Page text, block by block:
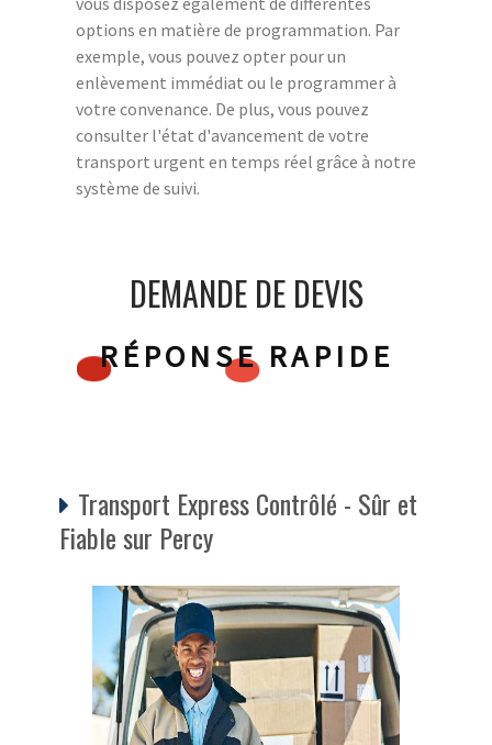
options en matière de programmation. Par
exemple, vous pouvez opter pour un
enlèvement immédiat ou le programmer à
votre convenance. De plus, vous pouvez
consulter l'état d'avancement de votre
transport urgent en temps réel grâce à notre
système de suivi.
DEMANDE DE DEVIS
RÉPONSE RAPIDE
Transport Express Contrôlé - Sûr et
Fiable sur Percy